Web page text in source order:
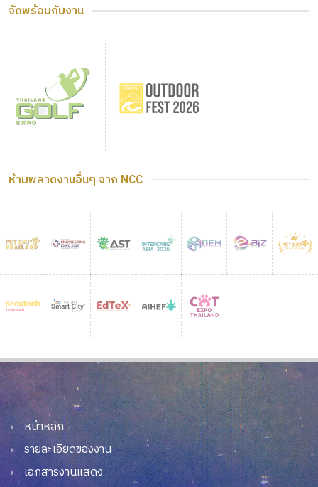
จัดพร้อมกับงาน
ห้ามพลาดงานอื่นๆ จาก NCC
หน้าหลัก
รายละเอียดของงาน
เอกสารงานแสดง